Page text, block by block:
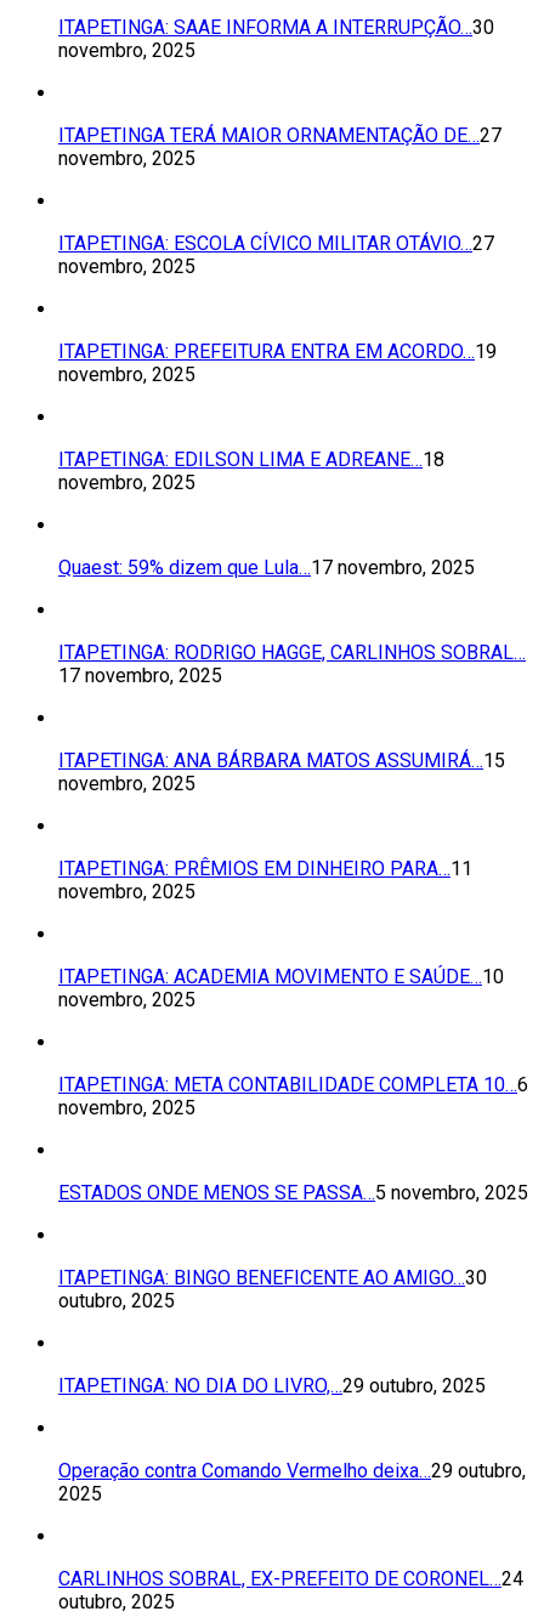
ITAPETINGA: SAAE INFORMA A INTERRUPÇÃO…30
novembro, 2025
ITAPETINGA TERÁ MAIOR ORNAMENTAÇÃO DE…27
novembro, 2025
ITAPETINGA: ESCOLA CÍVICO MILITAR OTÁVIO…27
novembro, 2025
ITAPETINGA: PREFEITURA ENTRA EM ACORDO…19
novembro, 2025
ITAPETINGA: EDILSON LIMA E ADREANE…18
novembro, 2025
Quaest: 59% dizem que Lula…17 novembro, 2025
ITAPETINGA: RODRIGO HAGGE, CARLINHOS SOBRAL…
17 novembro, 2025
ITAPETINGA: ANA BÁRBARA MATOS ASSUMIRÁ…15
novembro, 2025
ITAPETINGA: PRÊMIOS EM DINHEIRO PARA…11
novembro, 2025
ITAPETINGA: ACADEMIA MOVIMENTO E SAÚDE…10
novembro, 2025
ITAPETINGA: META CONTABILIDADE COMPLETA 10…6
novembro, 2025
ESTADOS ONDE MENOS SE PASSA…5 novembro, 2025
ITAPETINGA: BINGO BENEFICENTE AO AMIGO…30
outubro, 2025
ITAPETINGA: NO DIA DO LIVRO,…29 outubro, 2025
Operação contra Comando Vermelho deixa…29 outubro,
2025
CARLINHOS SOBRAL, EX-PREFEITO DE CORONEL…24
outubro, 2025